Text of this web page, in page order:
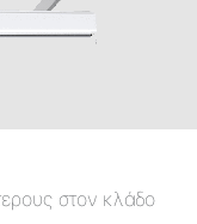
στον κλάδο